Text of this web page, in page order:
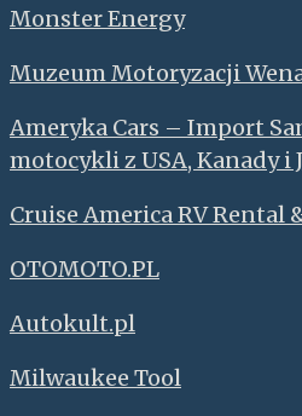
Monster Energy
Muzeum Motoryzacji
Ameryka Cars – Import
motocykli z USA, Kanady i
Cruise America RV Rental
OTOMOTO.PL
Autokult.pl
Milwaukee Tool